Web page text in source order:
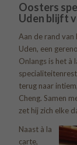
Oosters
Uden blijft
Aan de rand
Uden, een
Onlangs is het à
terug naar
Cheng. Samen
zet hij zich elke
Naast à la
carte,